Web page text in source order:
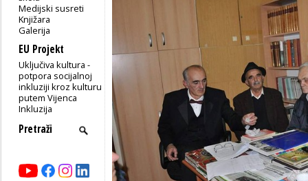
Medijski susreti
Knjižara
Galerija
EU Projekt
Uključiva kultura -
potpora socijalnoj
inkluziji kroz kulturu
putem Vijenca
Inkluzija